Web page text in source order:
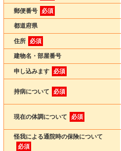
郵便番号 必須
都道府県
住所 必須
建物名・部屋番号
申し込みます 必須
持病について 必須
現在の体調について 必須
怪我による通院時の保険について
必須